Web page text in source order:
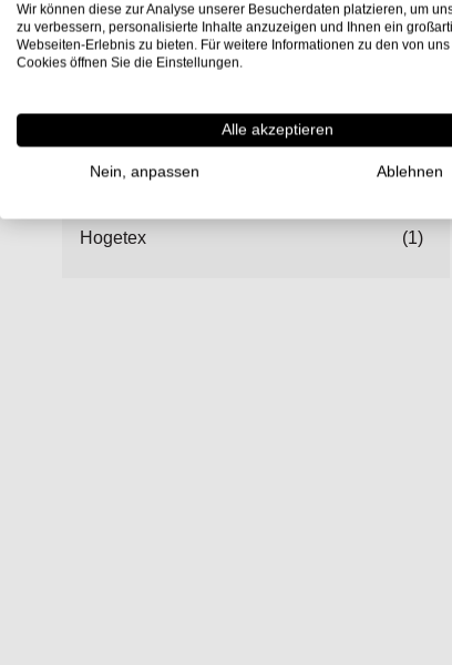
Einkaufsoptionen
Hersteller
Hogetex (1)
Wir können diese zur Analyse unserer Besucherdaten platzieren, um
zu verbessern, personalisierte Inhalte anzuzeigen und Ihnen ein
Webseiten-Erlebnis zu bieten. Für weitere Informationen zu den von
Cookies öffnen Sie die Einstellungen.
Alle akzeptieren
Nein, anpassen Ablehnen